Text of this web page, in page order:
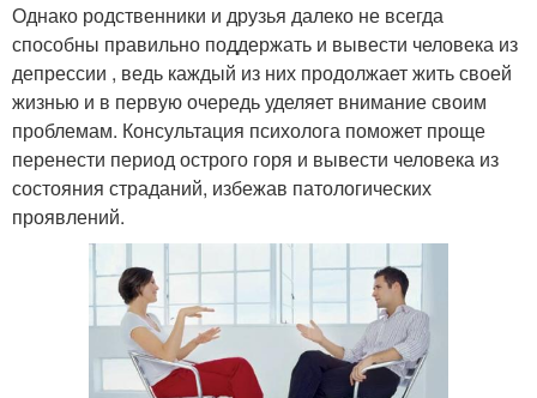
Однако родственники и друзья далеко не всегда
способны правильно поддержать и вывести человека из
депрессии , ведь каждый из них продолжает жить своей
жизнью и в первую очередь уделяет внимание своим
проблемам. Консультация психолога поможет проще
перенести период острого горя и вывести человека из
состояния страданий, избежав патологических
проявлений.